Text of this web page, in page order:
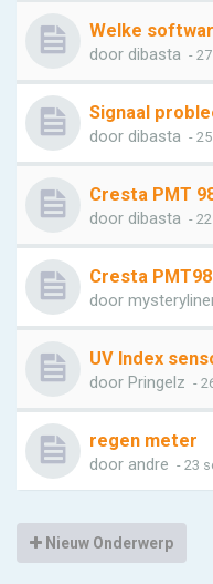
Welke
door dibasta -
Signaal
door dibasta -
Cresta PMT
door dibasta -
Cresta
door
UV Index
door Pringelz -
regen meter
door andre - 23
Nieuw Onderwerp